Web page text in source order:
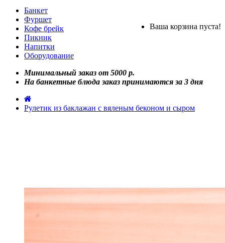
Ваша корзина пуста!
Банкет
Фуршет
Кофе брейк
Пикник
Напитки
Оборудование
Минимальный заказ от 5000 р.
На банкетные блюда заказ принимаются за 3 дня
Рулетик из баклажан с вяленым беконом и сыром